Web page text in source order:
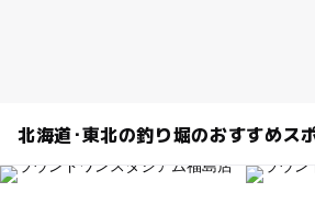
北海道･東北の釣り堀のおすすめス